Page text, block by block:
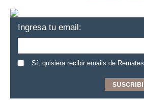
Ingresa tu email:
Sí, quisiera recibir emails de Remates.